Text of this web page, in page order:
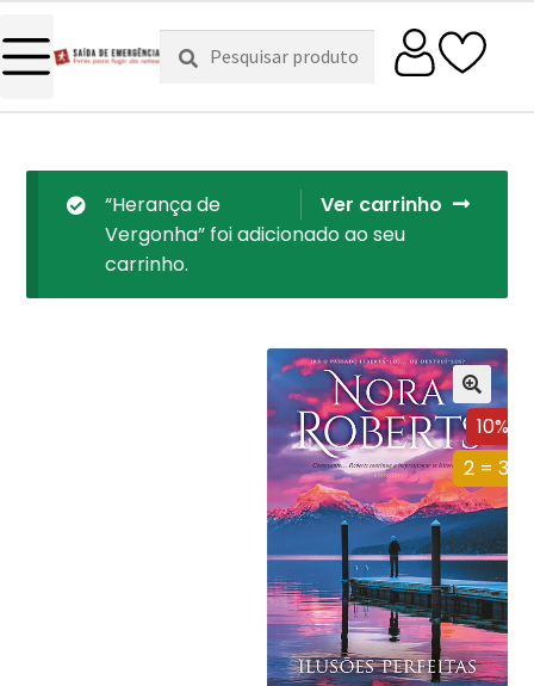
Pesquisar
por:
Pesquisa
Ver carrinho
“Herança de
Vergonha” foi adicionado ao seu
carrinho.
10%
2 = 3